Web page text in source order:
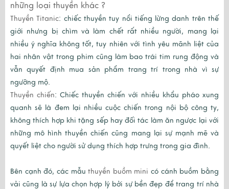
những loại thuyền khác ?
Thuyền Titanic: chiếc thuyền tuy nổi tiếng lừng danh trên thế
giới nhưng bị chìm và làm chết rất nhiều người, mang lại
nhiều ý nghĩa không tốt, tuy nhiên với tình yêu mãnh liệt của
hai nhân vật trong phim cũng làm bao trái tim rung động và
vẫn quyết định mua sản phẩm trang trí trong nhà vì sự
ngưỡng mộ.
Thuyền chiến: Chiếc thuyền chiến với nhiều khẩu pháo xung
quanh sẽ là đem lại nhiều cuộc chiến trong nội bộ công ty,
không thích hợp khi tặng sếp hay đối tác làm ăn ngược lại với
những mô hình thuyền chiến cũng mang lại sự mạnh mẽ và
quyết liệt cho người sử dụng thích hợp trưng trong gia đình.
Bên cạnh đó, các mẫuthuyền buồm mini có cánh buồm bằng
vải cũng là sự lựa chọn hợp lý bởi sự bền đẹp để trang trí nhà